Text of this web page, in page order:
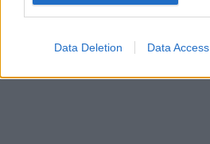
Data Deletion Data Access